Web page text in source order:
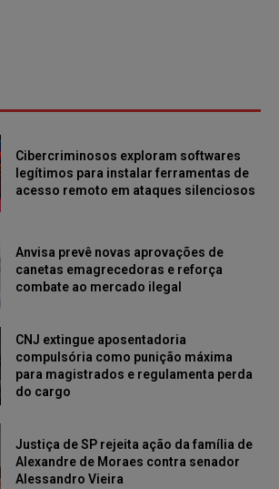
Cibercriminosos exploram softwares
legítimos para instalar ferramentas de
acesso remoto em ataques silenciosos
Anvisa prevê novas aprovações de
canetas emagrecedoras e reforça
combate ao mercado ilegal
CNJ extingue aposentadoria
compulsória como punição máxima
para magistrados e regulamenta perda
do cargo
Justiça de SP rejeita ação da família de
Alexandre de Moraes contra senador
Alessandro Vieira